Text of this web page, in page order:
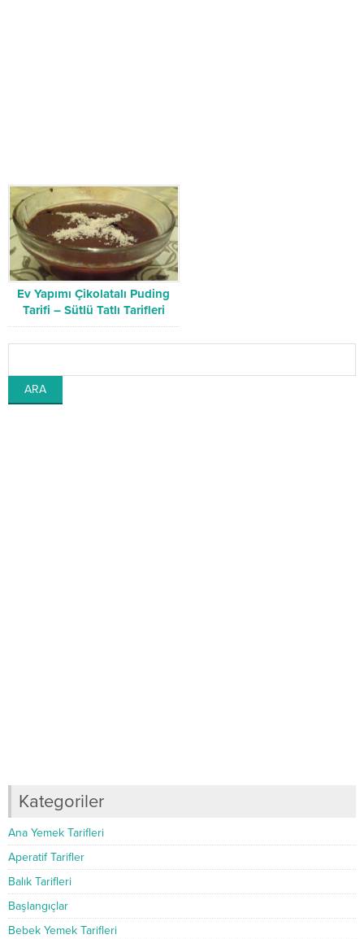
Ev Yapımı Çikolatalı Puding
Tarifi – Sütlü Tatlı Tarifleri
Kategoriler
Ana Yemek Tarifleri
Aperatif Tarifler
Balık Tarifleri
Başlangıçlar
Bebek Yemek Tarifleri